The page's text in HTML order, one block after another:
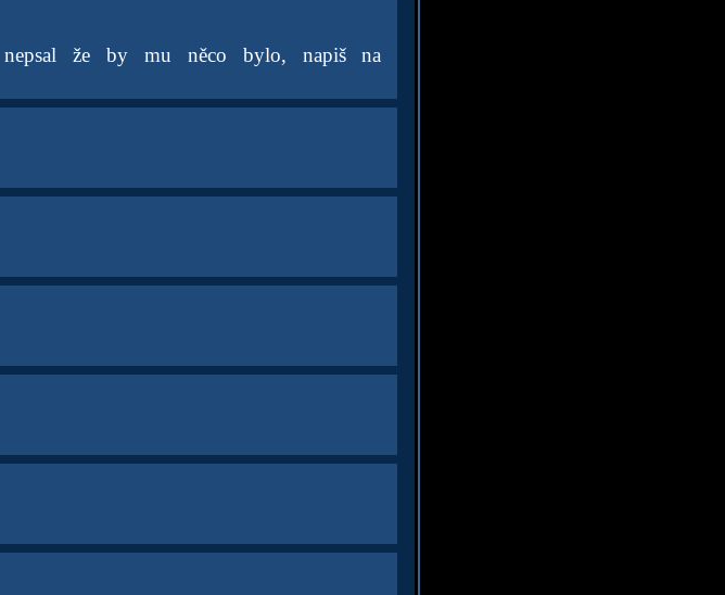
že by mu něco bylo, napiš na